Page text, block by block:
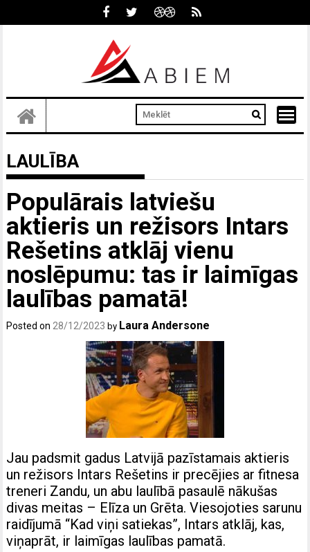
LAULĪBA
Populārais latviešu
aktieris un režisors Intars
Rešetins atklāj vienu
noslēpumu: tas ir laimīgas
laulības pamatā!
Posted on28/12/2023 by Laura Andersone
Jau padsmit gadus Latvijā pazīstamais aktieris
un režisors Intars Rešetins ir precējies ar fitnesa
treneri Zandu, un abu laulībā pasaulē nākušas
divas meitas – Elīza un Grēta. Viesojoties sarunu
raidījumā “Kad viņi satiekas”, Intars atklāj, kas,
viņaprāt, ir laimīgas laulības pamatā.